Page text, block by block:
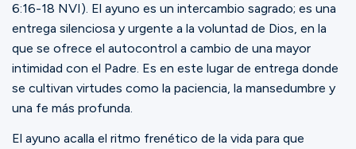
6:16-18 NVI). El ayuno es un intercambio sagrado; es una
entrega silenciosa y urgente a la voluntad de Dios, en la
que se ofrece el autocontrol a cambio de una mayor
intimidad con el Padre. Es en este lugar de entrega donde
se cultivan virtudes como la paciencia, la mansedumbre y
una fe más profunda.
El ayuno acalla el ritmo frenético de la vida para que